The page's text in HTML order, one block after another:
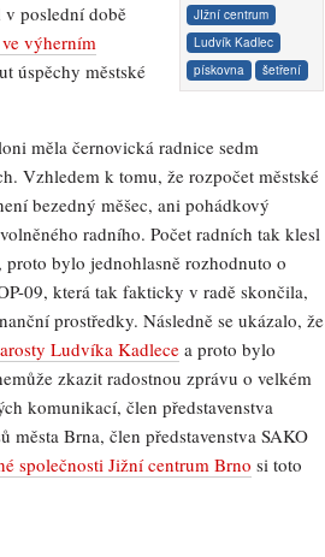
JIžní centrum
Ludvík Kadlec
pískovna
šetření
v poslední době
výherním
úspěchy městské
měla černovická radnice sedm
Vzhledem k tomu, že rozpočet městské
bezedný měšec, ani pohádkový
radního. Počet radních tak klesl
bylo jednohlasně rozhodnuto o
09, která tak fakticky v radě skončila,
prostředky. Následně se ukázalo, že
Ludvíka Kadlecea proto bylo
zkazit radostnou zprávu o velkém
komunikací, člen představenstva
města Brna, člen představenstva SAKO
společnosti Jižní centrum Brno si toto